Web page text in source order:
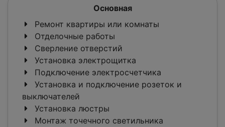
Основная
Ремонт квартиры или комнаты
Отделочные работы
Сверление отверстий
Установка электрощитка
Подключение электросчетчика
Установка и подключение розеток и
выключателей
Установка люстры
Монтаж точечного светильника